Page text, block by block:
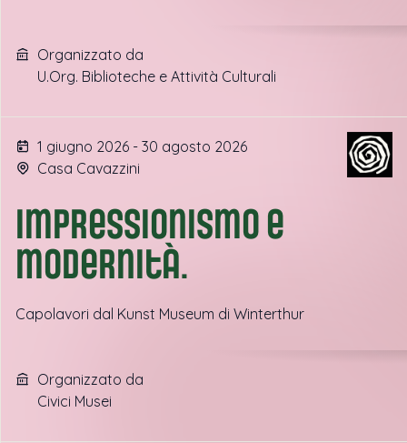
Organizzato da
U.Org. Biblioteche e Attività Culturali
1 giugno 2026 - 30 agosto 2026
Casa Cavazzini
Impressionismo e
modernità.
Capolavori dal Kunst Museum di Winterthur
Organizzato da
Civici Musei